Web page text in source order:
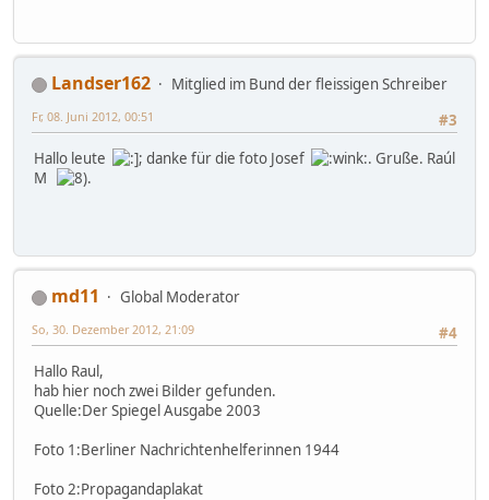
Landser162
Mitglied im Bund der fleissigen Schreiber
#3
Fr, 08. Juni 2012, 00:51
Hallo leute ; danke für die foto Josef
. Gruße. Raúl
M
.
md11
Global Moderator
#4
So, 30. Dezember 2012, 21:09
Hallo Raul,
hab hier noch zwei Bilder gefunden.
Quelle:Der Spiegel Ausgabe 2003
Foto 1:Berliner Nachrichtenhelferinnen 1944
Foto 2:Propagandaplakat